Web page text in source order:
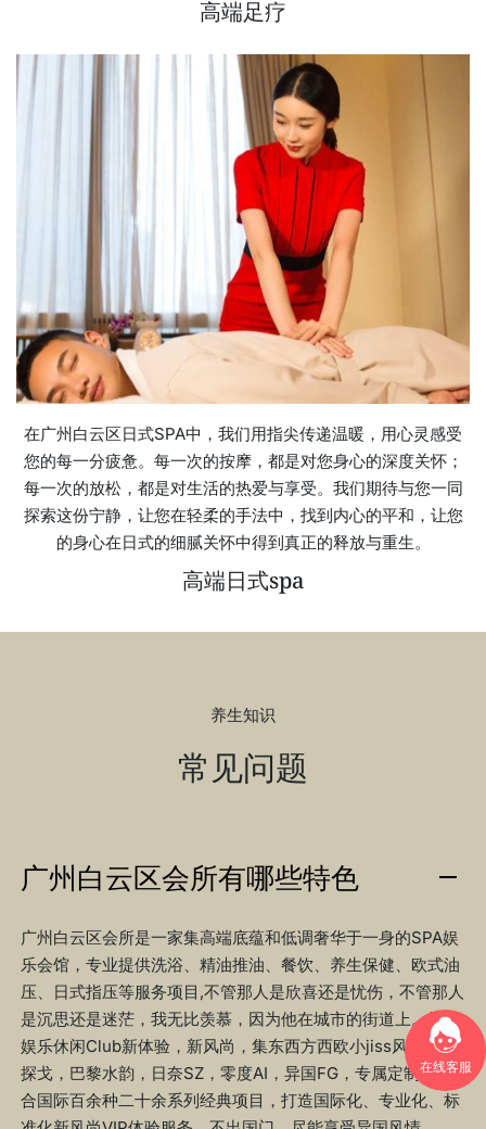
在线客服
高端足疗
在广州白云区日式SPA中，我们用指尖传递温暖，用心灵感受
您的每一分疲惫。每一次的按摩，都是对您身心的深度关怀；
每一次的放松，都是对生活的热爱与享受。我们期待与您一同
探索这份宁静，让您在轻柔的手法中，找到内心的平和，让您
的身心在日式的细腻关怀中得到真正的释放与重生。
高端日式spa
养生知识
常见问题
广州白云区会所有哪些特色
广州白云区会所是一家集高端底蕴和低调奢华于一身的SPA娱
乐会馆，专业提供洗浴、精油推油、餐饮、养生保健、欧式油
压、日式指压等服务项目,不管那人是欣喜还是忧伤，不管那人
是沉思还是迷茫，我无比羡慕，因为他在城市的街道上。打造
娱乐休闲Club新体验，新风尚，集东西方西欧小jiss风，红酒
探戈，巴黎水韵，日奈SZ，零度AI，异国FG，专属定制，结
合国际百余种二十余系列经典项目，打造国际化、专业化、标